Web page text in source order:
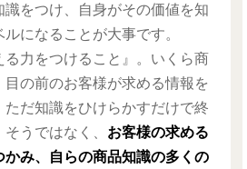
識をつけ、自身がその価値を知
になることが大事です。
る力をつけること』。いくら商
の前のお客様が求める情報を
だ知識をひけらかすだけで終
うではなく、 お客様の求める
かみ、自らの商品知識の多くの